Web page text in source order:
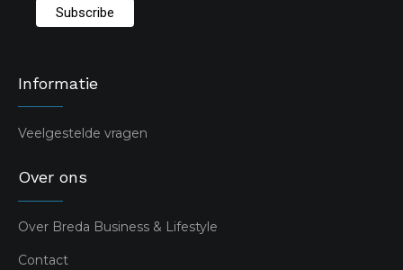
Informatie
Veelgestelde vragen
Over ons
Over Breda Business & Lifestyle
Contact